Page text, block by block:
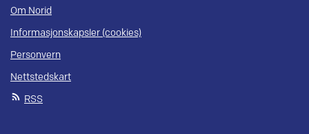
Om Norid
Informasjonskapsler (cookies)
Personvern
Nettstedskart
RSS